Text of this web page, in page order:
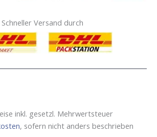
Schneller Versand durch
inkl. gesetzl. Mehrwertsteuer
, sofern nicht anders beschrieben